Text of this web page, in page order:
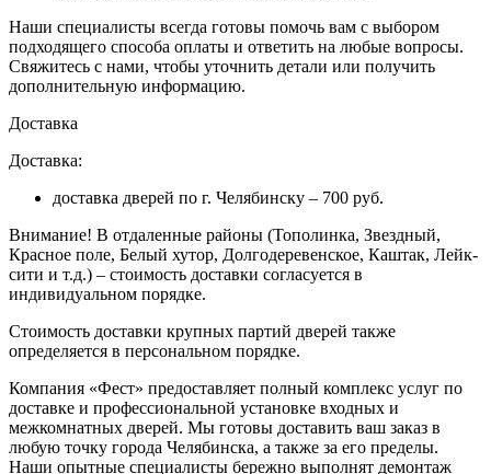
Наши специалисты всегда готовы помочь вам с выбором
подходящего способа оплаты и ответить на любые вопросы.
Свяжитесь с нами, чтобы уточнить детали или получить
дополнительную информацию.
Доставка
Доставка:
доставка дверей по г. Челябинску – 700 руб.
Внимание! В отдаленные районы (Тополинка, Звездный,
Красное поле, Белый хутор, Долгодеревенское, Каштак, Лейк-
сити и т.д.) – стоимость доставки согласуется в
индивидуальном порядке.
Стоимость доставки крупных партий дверей также
определяется в персональном порядке.
Компания «Фест» предоставляет полный комплекс услуг по
доставке и профессиональной установке входных и
межкомнатных дверей. Мы готовы доставить ваш заказ в
любую точку города Челябинска, а также за его пределы.
Наши опытные специалисты бережно выполнят демонтаж